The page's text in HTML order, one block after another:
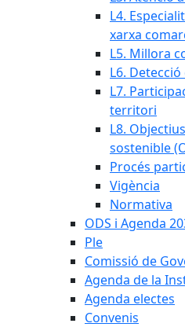
L4.
xarxa
L5. Millora
L6.
L7.
territori
L8.
sostenible
Procés
Vigència
Normativa
ODS i Agenda
Ple
Comissió de
Agenda de la
Agenda electes
Convenis